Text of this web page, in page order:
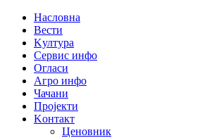
Насловна
Вести
Kултура
Сервис инфо
Огласи
Агро инфо
Чачани
Пројекти
Kонтакт
Ценовник